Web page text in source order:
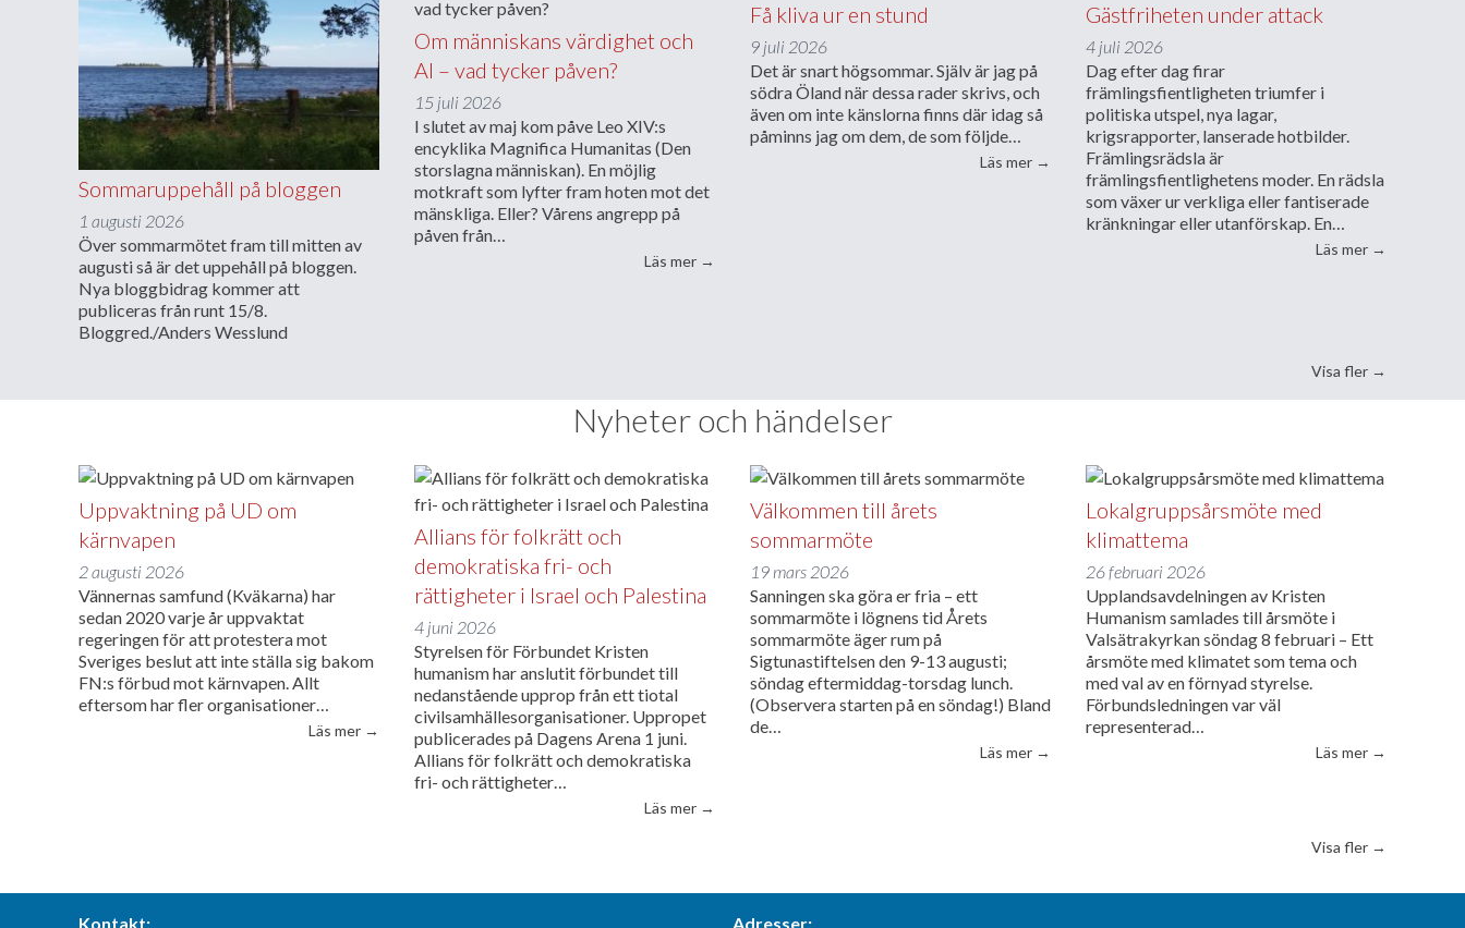
Sommaruppehåll på bloggen
1 augusti 2026
Över sommarmötet fram till mitten av
augusti så är det uppehåll på bloggen.
Nya bloggbidrag kommer att
publiceras från runt 15/8.
Bloggred./Anders Wesslund
Om människans värdighet och
AI – vad tycker påven?
15 juli 2026
I slutet av maj kom påve Leo XIV:s
encyklika Magnifica Humanitas (Den
storslagna människan). En möjlig
motkraft som lyfter fram hoten mot det
mänskliga. Eller? Vårens angrepp på
påven från…
Läs mer ”Om människans värdighet och AI – vad tycker påven?”
→
Få kliva ur en stund
9 juli 2026
Det är snart högsommar. Själv är jag på
södra Öland när dessa rader skrivs, och
även om inte känslorna finns där idag så
påminns jag om dem, de som följde…
Läs mer ”Få kliva ur en stund”
→
Gästfriheten under attack
4 juli 2026
Dag efter dag firar
främlingsfientligheten triumfer i
politiska utspel, nya lagar,
krigsrapporter, lanserade hotbilder.
Främlingsrädsla är
främlingsfientlighetens moder. En rädsla
som växer ur verkliga eller fantiserade
kränkningar eller utanförskap. En…
Läs mer →
Visa fler →
Nyheter och händelser
Uppvaktning på UD om
kärnvapen
2 augusti 2026
Vännernas samfund (Kväkarna) har
sedan 2020 varje år uppvaktat
regeringen för att protestera mot
Sveriges beslut att inte ställa sig bakom
FN:s förbud mot kärnvapen. Allt
eftersom har fler organisationer…
Läs mer ”Uppvaktning på UD om kärnvapen”
→
Allians för folkrätt och
demokratiska fri- och
rättigheter i Israel och Palestina
4 juni 2026
Styrelsen för Förbundet Kristen
humanism har anslutit förbundet till
nedanstående upprop från ett tiotal
civilsamhällesorganisationer. Uppropet
publicerades på Dagens Arena 1 juni.
Allians för folkrätt och demokratiska
fri- och rättigheter…
Läs mer ”Allians för folkrätt och demokratiska fri- och rättigheter i Israel och Palestina”
→
Välkommen till årets
sommarmöte
19 mars 2026
Sanningen ska göra er fria – ett
sommarmöte i lögnens tid Årets
sommarmöte äger rum på
Sigtunastiftelsen den 9-13 augusti;
söndag eftermiddag-torsdag lunch.
(Observera starten på en söndag!) Bland
de…
Läs mer ”Välkommen till årets sommarmöte”
→
Lokalgruppsårsmöte med
klimattema
26 februari 2026
Upplandsavdelningen av Kristen
Humanism samlades till årsmöte i
Valsätrakyrkan söndag 8 februari – Ett
årsmöte med klimatet som tema och
med val av en förnyad styrelse.
Förbundsledningen var väl
representerad…
Läs mer →
Visa fler →
Kontakt: Adresser: